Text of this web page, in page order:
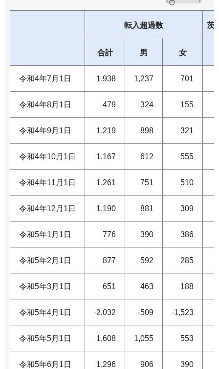
転入超過数 茨
合計 男 女
令和4年7月1日 1,938 1,237 701
令和4年8月1日 479 324 155
令和4年9月1日 1,219 898 321
令和4年10月1日 1,167 612 555
令和4年11月1日 1,261 751 510
令和4年12月1日 1,190 881 309
令和5年1月1日 776 390 386
令和5年2月1日 877 592 285
令和5年3月1日 651 463 188
令和5年4月1日 -2,032 -509 -1,523
令和5年5月1日 1,608 1,055 553
令和5年6月1日 1,296 906 390